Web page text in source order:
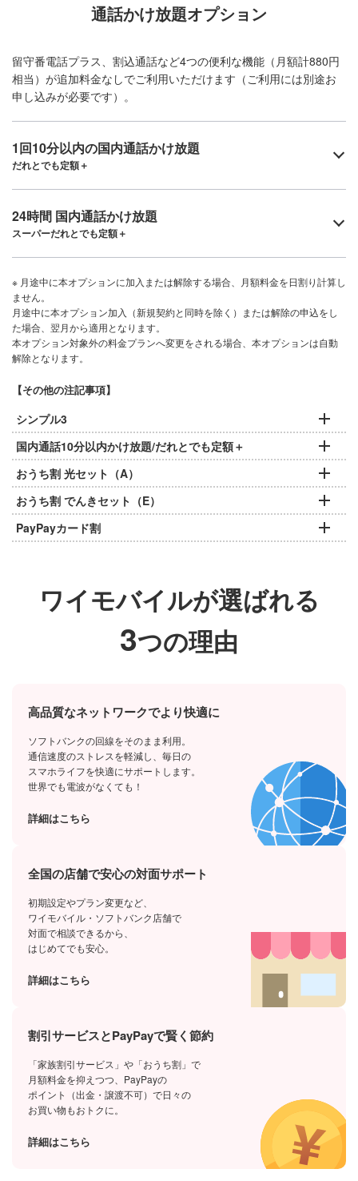
通話かけ放題オプション
留守番電話プラス、割込通話など4つの便利な機能（月額計880円
相当）が追加料金なしでご利用いただけます（ご利用には別途お
申し込みが必要です）。
1回10分以内の国内通話かけ放題
だれとでも定額＋
24時間 国内通話かけ放題
スーパーだれとでも定額＋
※ 月途中に本オプションに加入または解除する場合、月額料金を日割り計算し
ません。
月途中に本オプション加入（新規契約と同時を除く）または解除の申込をし
た場合、翌月から適用となります。
本オプション対象外の料金プランへ変更をされる場合、本オプションは自動
解除となります。
【その他の注記事項】
シンプル3
国内通話10分以内かけ放題/だれとでも定額＋
おうち割 光セット（A）
おうち割 でんきセット（E）
PayPayカード割
ワイモバイルが選ばれる
3つの理由
高品質なネットワークでより快適に
ソフトバンクの回線をそのまま利用。
通信速度のストレスを軽減し、毎日の
スマホライフを快適にサポートします。
世界でも電波がなくても！
詳細はこちら
全国の店舗で安心の対面サポート
初期設定やプラン変更など、
ワイモバイル・ソフトバンク店舗で
対面で相談できるから、
はじめてでも安心。
詳細はこちら
割引サービスとPayPayで賢く節約
「家族割引サービス」や「おうち割」で
月額料金を抑えつつ、PayPayの
ポイント（出金・譲渡不可）で日々の
お買い物もおトクに。
詳細はこちら